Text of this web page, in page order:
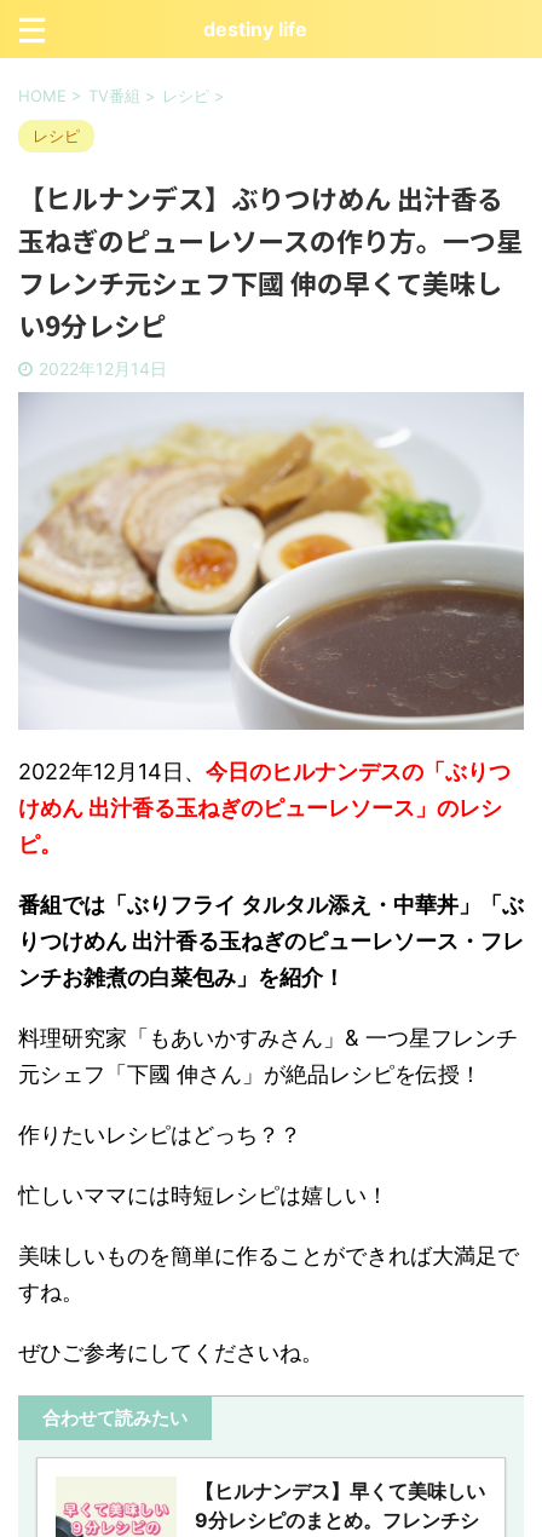
destiny life
HOME > TV番組 > レシピ >
レシピ
【ヒルナンデス】ぶりつけめん 出汁香る
玉ねぎのピューレソースの作り方。一つ星
フレンチ元シェフ下國 伸の早くて美味し
い9分レシピ
2022年12月14日
2022年12月14日、 今日のヒルナンデスの「ぶりつ
けめん 出汁香る玉ねぎのピューレソース」のレシ
ピ。
番組では「ぶりフライ タルタル添え・中華丼」「ぶ
りつけめん 出汁香る玉ねぎのピューレソース・フレ
ンチお雑煮の白菜包み」を紹介！
料理研究家「もあいかすみさん」& 一つ星フレンチ
元シェフ「下國 伸さん」が絶品レシピを伝授！
作りたいレシピはどっち？？
忙しいママには時短レシピは嬉しい！
美味しいものを簡単に作ることができれば大満足で
すね。
ぜひご参考にしてくださいね。
合わせて読みたい
【ヒルナンデス】早くて美味しい
9分レシピのまとめ。フレンチシ